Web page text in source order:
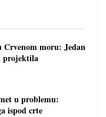
moru: Jedan
projektila
u problemu:
ispod crte